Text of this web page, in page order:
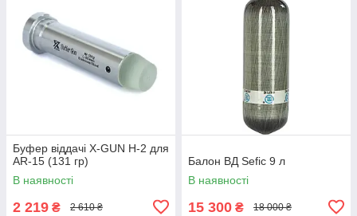
Буфер віддачі X-GUN H-2 для
AR-15 (131 гр)
В наявності
2 219 ₴ 2 610 ₴
Балон ВД Sefic 9 л
В наявності
15 300 ₴ 18 000 ₴